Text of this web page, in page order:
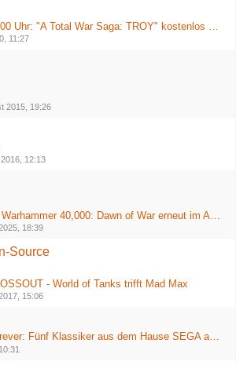
Heute noch bis 15:00 Uhr: "A Total War Saga: TROY" kostenlos bei Epic
11:27
2015, 19:26
12:13
Achtung, Achtung! Warhammer 40,000: Dawn of War erneut im Angebot bei Steam
18:39
Source
- World of Tanks trifft Mad Max
15:06
Fünf Klassiker aus dem Hause SEGA ab heute kostenlos im Playstore